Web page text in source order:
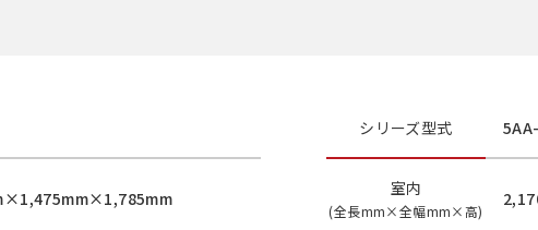
シリーズ型式
室内
(全長mm×全幅mm×高)